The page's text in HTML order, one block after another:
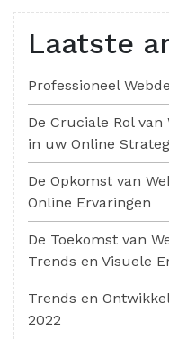
Laatste
Professioneel
De Cruciale Rol
in uw Online
De Opkomst van
Online Ervaringen
De Toekomst van
Trends en Visuele
Trends en
2022